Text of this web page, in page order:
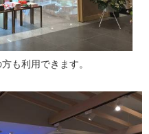
も利用できます。